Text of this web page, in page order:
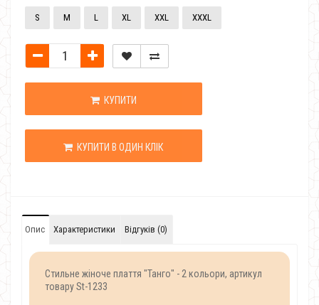
S M L XL XXL XXXL
КУПИТИ
КУПИТИ В ОДИН КЛІК
Опис Характеристики Відгуків (0)
Стильне жіноче плаття "Танго" - 2 кольори, артикул
товару St-1233